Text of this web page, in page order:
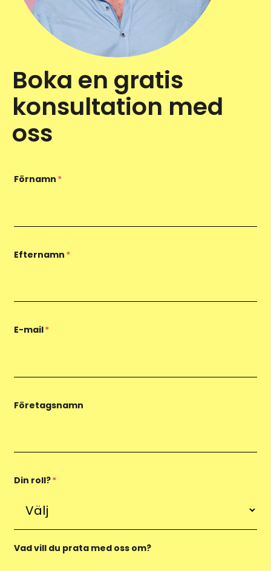
Boka en gratis
konsultation med
oss
Förnamn *
Efternamn *
E-mail*
Företagsnamn
Din roll?*
Vad vill du prata med oss om?